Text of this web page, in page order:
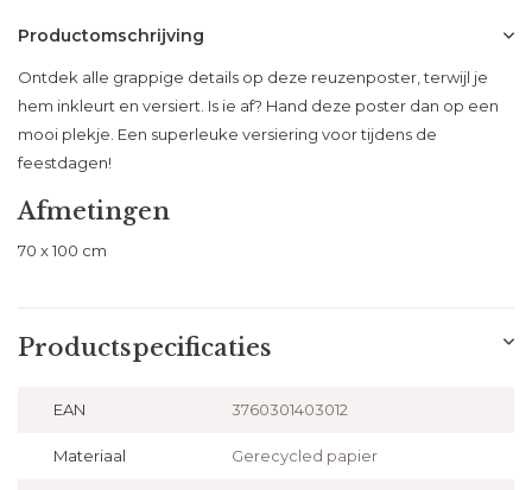
Productomschrijving
Ontdek alle grappige details op deze reuzenposter, terwijl je
hem inkleurt en versiert. Is ie af? Hand deze poster dan op een
mooi plekje. Een superleuke versiering voor tijdens de
feestdagen!
Afmetingen
70 x 100 cm
Productspecificaties
EAN 3760301403012
Materiaal Gerecycled papier